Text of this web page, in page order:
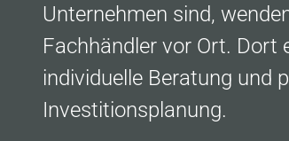
Unternehmen sind,
Fachhändler vor Ort. Dort
individuelle Beratung und
Investitionsplanung.